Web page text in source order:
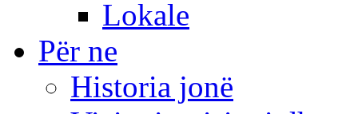
Lokale
Për ne
Historia jonë